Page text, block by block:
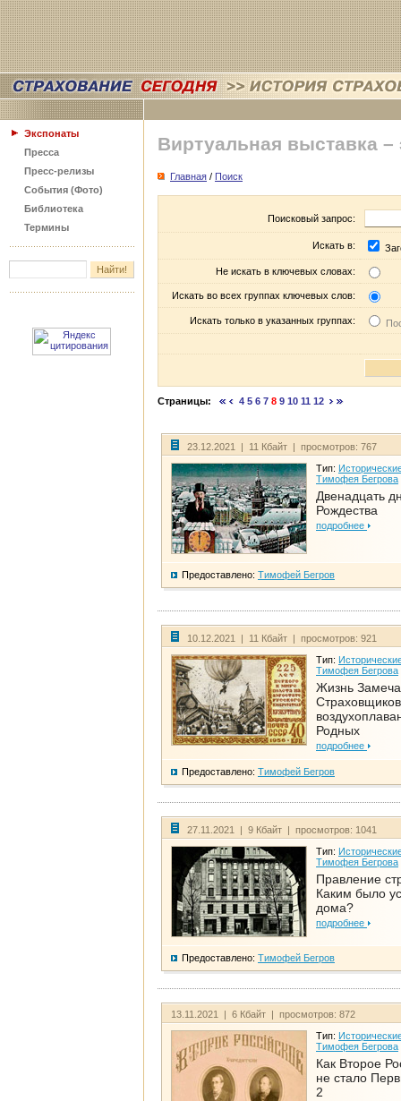
Экспонаты
Пресса
Пресс-релизы
События (Фото)
Библиотека
Термины
Виртуальная выставка –
Главная / Поиск
Поисковый запрос:
Искать в:
Не искать в ключевых словах:
Искать во всех группах ключевых слов:
Искать только в указанных группах:
Страницы: 4 5 6 7 8 9 10 11 12
23.12.2021 | 11 Кбайт | просмотров: 767
Тип:
Тимофея Бегрова
Двенадцать
Рождества
подробнее
Предоставлено: Тимофей Бегров
10.12.2021 | 11 Кбайт | просмотров: 921
Тип:
Тимофея Бегрова
Жизнь
Родных
подробнее
Предоставлено: Тимофей Бегров
27.11.2021 | 9 Кбайт | просмотров: 1041
Тип:
Тимофея Бегрова
Правление
Каким было
дома?
подробнее
Предоставлено: Тимофей Бегров
13.11.2021 | 6 Кбайт | просмотров: 872
Тип:
Тимофея Бегрова
Как Второе
не стало
2